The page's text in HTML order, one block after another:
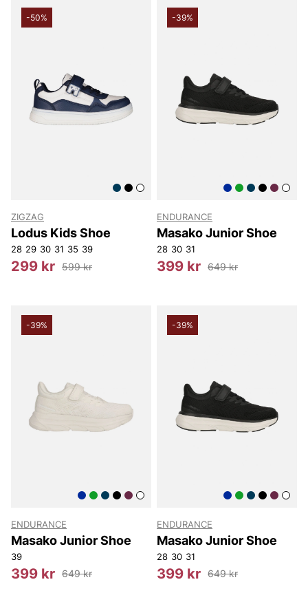
-50%
ZIGZAG
Lodus Kids Shoe
28 29 30 31 35 39
299 kr 599 kr
-39%
ENDURANCE
Masako Junior Shoe
28 30 31
399 kr 649 kr
-39%
ENDURANCE
Masako Junior Shoe
39
399 kr 649 kr
-39%
ENDURANCE
Masako Junior Shoe
28 30 31
399 kr 649 kr